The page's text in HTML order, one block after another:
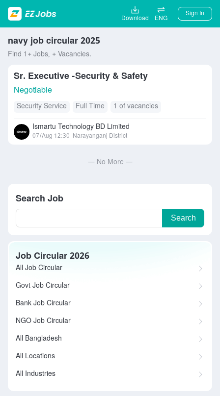
Download ENG
Sign In
navy job circular 2025
Find 1+ Jobs, + Vacancies.
Sr. Executive -Security & Safety
Negotiable
Security Service Full Time 1 of vacancies
Ismartu Technology BD Limited
07/Aug 12:30 Narayanganj District
— No More —
Search Job
Search
Job Circular 2026
All Job Circular
Govt Job Circular
Bank Job Circular
NGO Job Circular
All Bangladesh
All Locations
All Industries